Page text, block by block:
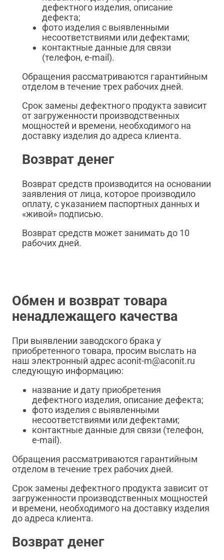
дефектного изделия, описание
дефекта;
фото изделия с выявленными
несоответствиями или дефектами;
контактные данные для связи
(телефон, e-mail).
Обращения рассматриваются гарантийным
отделом в течение трех рабочих дней.
Срок замены дефектного продукта зависит
от загруженности производственных
мощностей и времени, необходимого на
доставку изделия до адреса клиента.
Возврат денег
Возврат средств производится на основании
заявления от лица, которое производило
оплату, с указанием паспортных данных и
«живой» подписью.
Возврат средств может занимать до 10
рабочих дней.
Обмен и возврат товара
ненадлежащего качества
При выявлении заводского брака у
приобретенного товара, просим выслать на
наш электронный адрес aconit-m@aconit.ru
следующую информацию:
название и дату приобретения
дефектного изделия, описание дефекта;
фото изделия с выявленными
несоответствиями или дефектами;
контактные данные для связи (телефон,
e-mail).
Обращения рассматриваются гарантийным
отделом в течение трех рабочих дней.
Срок замены дефектного продукта зависит от
загруженности производственных мощностей
и времени, необходимого на доставку изделия
до адреса клиента.
Возврат денег